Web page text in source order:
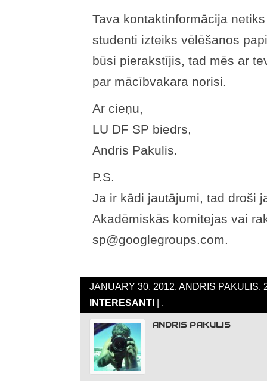
Tava kontaktinformācija
studenti izteiks vēlēšanos
būsi pierakstījis, tad mēs ar
par mācībvakara norisi.
Ar cieņu,
LU DF SP biedrs,
Andris Pakulis.
P.S.
Ja ir kādi jautājumi, tad droši
Akadēmiskās komitejas vai
sp@googlegroups.com.
JANUARY 30, 2012, ANDRIS PAKULIS,
INTERESANTI | ,
ANDRIS PAKULIS